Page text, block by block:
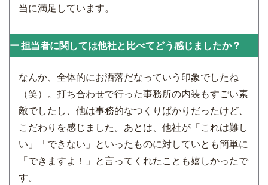
当に満足しています。
担当者に関しては他社と比べてどう感じましたか？
なんか、全体的にお洒落だなっていう印象でしたね
（笑）。打ち合わせで行った事務所の内装もすごい素
敵でしたし、他は事務的なつくりばかりだったけど、
こだわりを感じました。あとは、他社が「これは難し
い」「できない」といったものに対していとも簡単に
「できますよ！」と言ってくれたことも嬉しかったで
す。